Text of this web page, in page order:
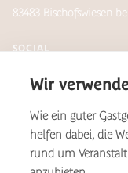
Wir
Wie ein guter
helfen dabei, die
rund um
83483 Bischofswiesen
SOCIAL